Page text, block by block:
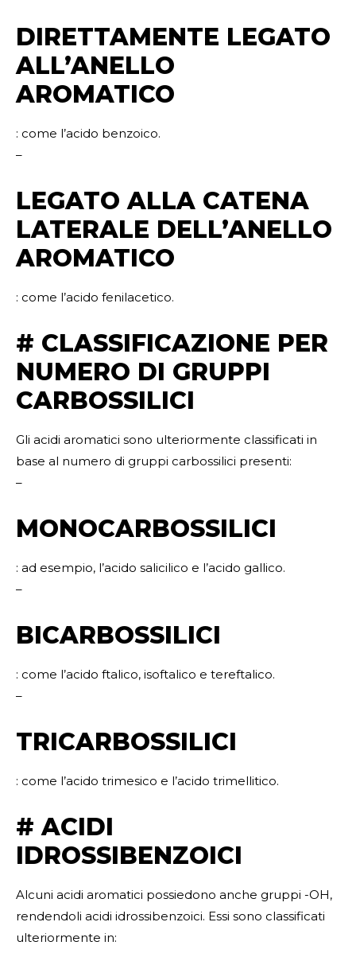
DIRETTAMENTE LEGATO
ALL’ANELLO
AROMATICO
: come l’acido benzoico.
–
LEGATO ALLA CATENA
LATERALE DELL’ANELLO
AROMATICO
: come l’acido fenilacetico.
# CLASSIFICAZIONE PER
NUMERO DI GRUPPI
CARBOSSILICI
Gli acidi aromatici sono ulteriormente classificati in
base al numero di gruppi carbossilici presenti:
–
MONOCARBOSSILICI
: ad esempio, l’acido salicilico e l’acido gallico.
–
BICARBOSSILICI
: come l’acido ftalico, isoftalico e tereftalico.
–
TRICARBOSSILICI
: come l’acido trimesico e l’acido trimellitico.
# ACIDI
IDROSSIBENZOICI
Alcuni acidi aromatici possiedono anche gruppi -OH,
rendendoli acidi idrossibenzoici. Essi sono classificati
ulteriormente in: